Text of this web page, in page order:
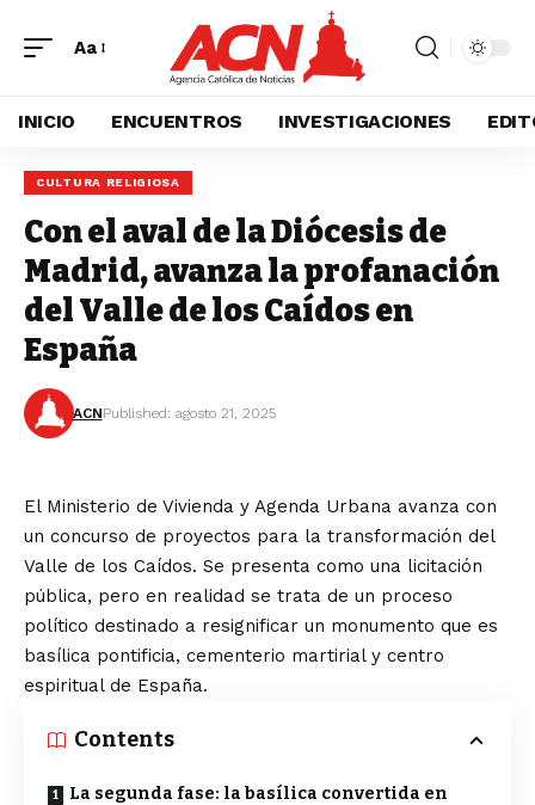
Aa
INICIO ENCUENTROS INVESTIGACIONES
CULTURA RELIGIOSA
Con el aval de la Diócesis de
Madrid, avanza la profanación
del Valle de los Caídos en
España
ACNPublished: agosto 21, 2025
El Ministerio de Vivienda y Agenda Urbana avanza con
un concurso de proyectos para la transformación del
Valle de los Caídos. Se presenta como una licitación
pública, pero en realidad se trata de un proceso
político destinado a resignificar un monumento que es
basílica pontificia, cementerio martirial y centro
espiritual de España.
Contents
La segunda fase: la basílica convertida en